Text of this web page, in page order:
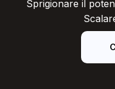
Sprigionare il